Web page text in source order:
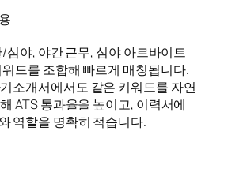
심야, 야간 근무, 심야 아르바이트
드를 조합해 빠르게 매칭됩니다.
소개서에서도 같은 키워드를 자연
ATS 통과율을 높이고, 이력서에
역할을 명확히 적습니다.